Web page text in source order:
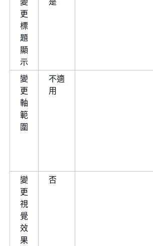
更
標
題
顯
示
變
更
軸
範
圍
不適
用
變
更
視
覺
效
果
否